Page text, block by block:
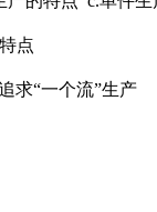
点
求“一个流”生产